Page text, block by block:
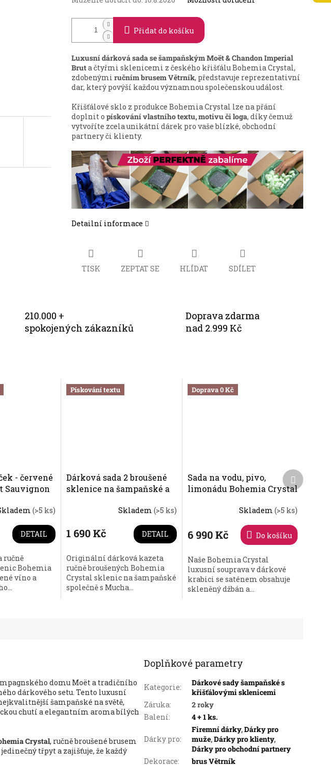
Přidat do košíku
Luxusní dárková sada se šampaňským Moët & Chandon Imperial
Bruta čtyřmi sklenicemi z českého křišťálu Bohemia Crystal,
zdobenýmiručním brusem Větrník, představuje reprezentativní
dar, který povýší každou významnou společenskou událost.
Křišťálové sklo z produkce Bohemia Crystal lze na přání
doplnit opískování vlastního textu, motivu či loga, díky čemuž
vytvoříte zcela unikátní dárek pro vaše blízké, obchodní
partnery či klienty.
Detailní informace
TISK ZEPTAT SE HLÍDAT SDÍLET
210.000 +
spokojených zákazníků
Doprava zdarma
nad 2.999 Kč
- červené
Sauvignon
(>5 ks)
DETAIL
ručně
Bohemia
víno a
Pískování textu
Dárková sada 2 broušené
sklenice na šampaňské a
Skladem (>5 ks)
1 690 Kč DETAIL
Originální dárková kazeta
ručně broušených Bohemia
Crystal sklenic na šampaňské
společně s Mucha...
Doprava 0 Kč
Sada na vodu, pivo,
limonádu Bohemia Crystal
Skladem(>5 ks)
6 990 Kč Do košíku
Naše Bohemia Crystal
luxusní souprava v dárkové
krabici se saténem obsahuje
skleněný džbán a...
Další
produkt
domu Moët a tradičního
dárkového setu. Tento luxusní
šampaňské na světě,
chutí a elegantním aroma bílých
Crystal, ručně broušené brusem
třpyt a zajišťuje, že každý
Doplňkové parametry
Kategorie:
Dárkové sady šampaňské s
křišťálovými sklenicemi
Záruka:
2 roky
Balení: 4 + 1 ks.
Dárky pro:
Firemní dárky,Dárky pro
muže,Dárky pro klienty,
Dárky pro obchodní partnery
Dekorace:
brus Větrník